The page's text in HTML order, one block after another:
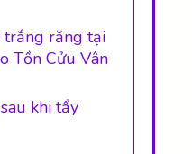
trắng răng tại
Tồn Cửu Vân
khi tẩy